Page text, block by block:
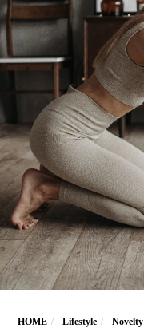
HOME Lifestyle Novelty